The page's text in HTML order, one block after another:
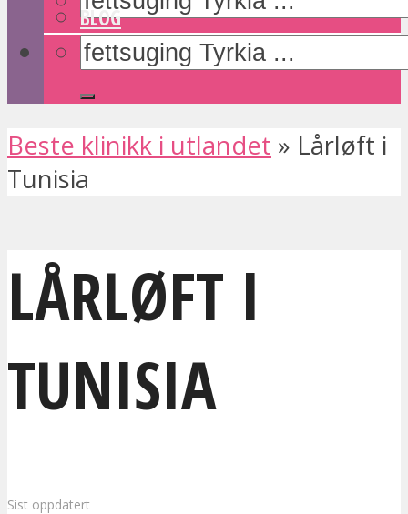
BLOG
Beste klinikk i utlandet » Lårløft i
Tunisia
LÅRLØFT I
TUNISIA
Sist oppdatert